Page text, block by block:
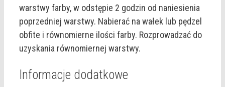
warstwy farby, w odstępie 2 godzin od naniesienia
poprzedniej warstwy. Nabierać na wałek lub pędzel
obfite i równomierne ilości farby. Rozprowadzać do
uzyskania równomiernej warstwy.
Informacje dodatkowe